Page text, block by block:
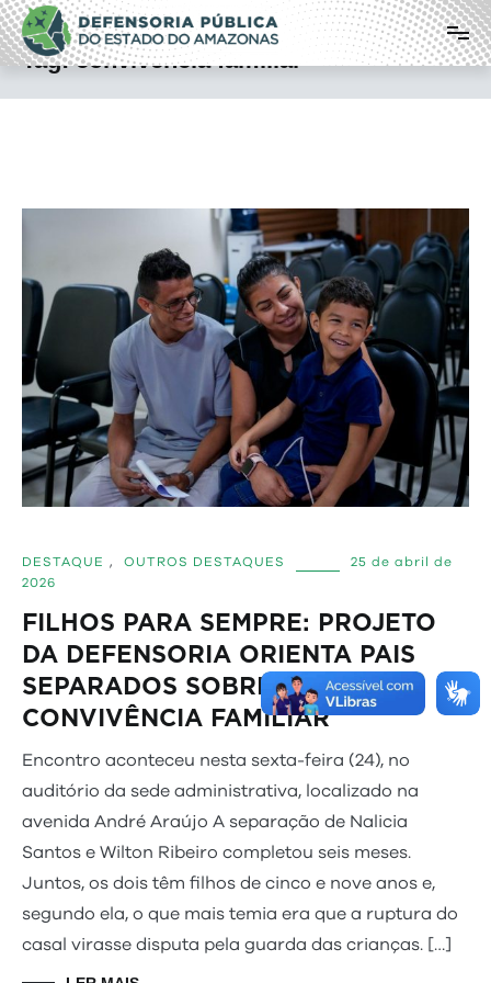
Pular
para
o
conteúdo
Defensoria Pública do Estado do
Amazonas
Tag:convivência familiar
DESTAQUE , OUTROS DESTAQUES
25 de abril de
2026
FILHOS PARA SEMPRE: PROJETO
DA DEFENSORIA ORIENTA PAIS
SEPARADOS SOBRE GUARDA E
CONVIVÊNCIA FAMILIAR
Encontro aconteceu nesta sexta-feira (24), no
auditório da sede administrativa, localizado na
avenida André Araújo A separação de Nalicia
Santos e Wilton Ribeiro completou seis meses.
Juntos, os dois têm filhos de cinco e nove anos e,
segundo ela, o que mais temia era que a ruptura do
casal virasse disputa pela guarda das crianças. […]